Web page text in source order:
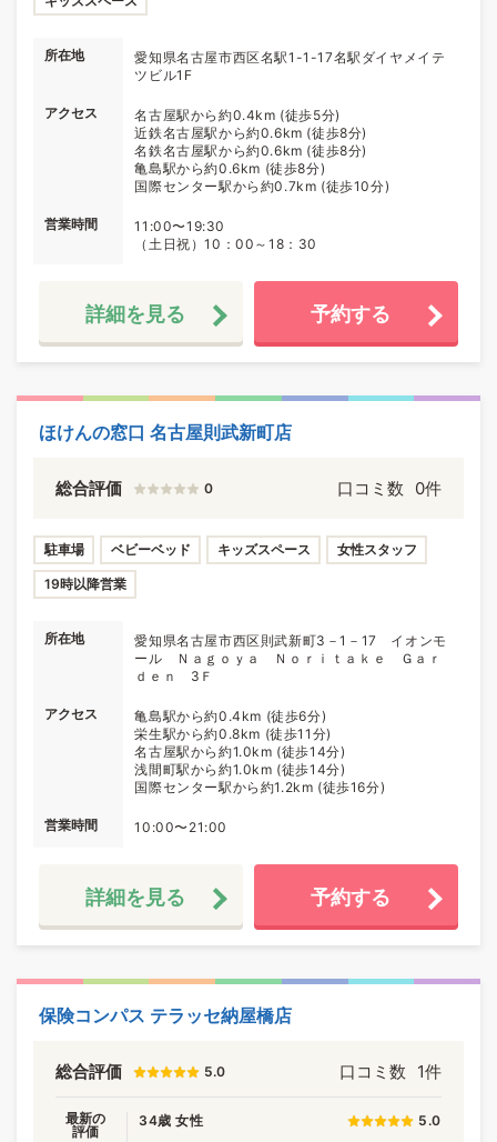
所在地
愛知県名古屋市西区名駅1-1-17名駅ダイヤメイテ
ツビル1F
アクセス
名古屋駅から約0.4km (徒歩5分)
近鉄名古屋駅から約0.6km (徒歩8分)
名鉄名古屋駅から約0.6km (徒歩8分)
亀島駅から約0.6km (徒歩8分)
国際センター駅から約0.7km (徒歩10分)
営業時間
11:00〜19:30
（土日祝）10：00～18：30
詳細を見る 予約する
ほけんの窓口 名古屋則武新町店
総合評価 0 口コミ数 0件
駐車場 ベビーベッド キッズスペース 女性スタッフ
19時以降営業
所在地
愛知県名古屋市西区則武新町3－1－17 イオンモ
ール Ｎａｇｏｙａ Ｎｏｒｉｔａｋｅ Ｇａｒ
ｄｅｎ 3Ｆ
アクセス
亀島駅から約0.4km (徒歩6分)
栄生駅から約0.8km (徒歩11分)
名古屋駅から約1.0km (徒歩14分)
浅間町駅から約1.0km (徒歩14分)
国際センター駅から約1.2km (徒歩16分)
営業時間 10:00〜21:00
詳細を見る 予約する
保険コンパス テラッセ納屋橋店
総合評価 5.0 口コミ数 1件
最新の
評価
34歳 女性 5.0